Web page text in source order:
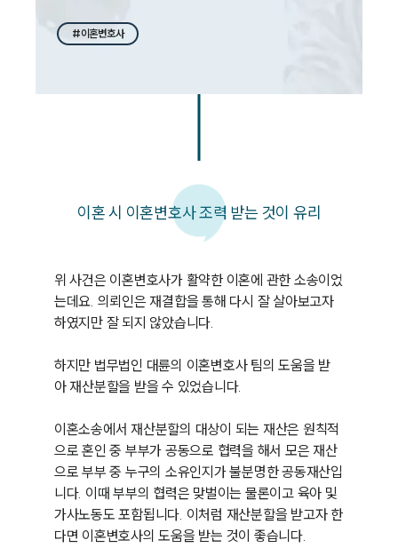
#이혼변호사
이혼 시 이혼변호사 조력 받는 것이 유리
위 사건은 이혼변호사가 활약한 이혼에 관한 소송이었
는데요. 의뢰인은 재결합을 통해 다시 잘 살아보고자
하였지만 잘 되지 않았습니다.
하지만 법무법인 대륜의 이혼변호사 팀의 도움을 받
아 재산분할을 받을 수 있었습니다.
이혼소송에서 재산분할의 대상이 되는 재산은 원칙적
으로 혼인 중 부부가 공동으로 협력을 해서 모은 재산
으로 부부 중 누구의 소유인지가 불분명한 공동재산입
니다. 이때 부부의 협력은 맞벌이는 물론이고 육아 및
가사노동도 포함됩니다. 이처럼 재산분할을 받고자 한
다면 이혼변호사의 도움을 받는 것이 좋습니다.